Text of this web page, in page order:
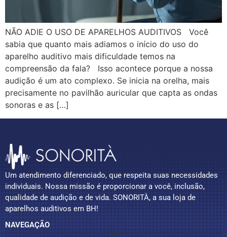
NÃO ADIE O USO DE APARELHOS AUDITIVOS Você
sabia que quanto mais adiamos o início do uso do
aparelho auditivo mais dificuldade temos na
compreensão da fala? Isso acontece porque a nossa
audição é um ato complexo. Se inicia na orelha, mais
precisamente no pavilhão auricular que capta as ondas
sonoras e as […]
Um atendimento diferenciado, que respeita suas necessidades
individuais. Nossa missão é proporcionar a você, inclusão,
qualidade de audição e de vida. SONORITÀ, a sua loja de
aparelhos auditivos em BH!
NAVEGAÇÃO